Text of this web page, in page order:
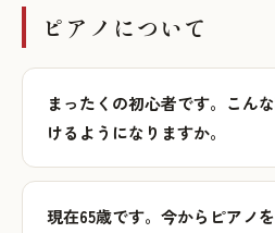
ピアノについて
まったくの初心者です。こん
けるようになりますか。
現在65歳です。今からピアノ